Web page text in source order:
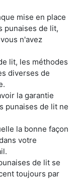
mise en place
punaises de lit,
n'avez
lit, les méthodes
diverses de
la garantie
punaises de lit ne
la bonne façon
votre
de lit se
toujours par